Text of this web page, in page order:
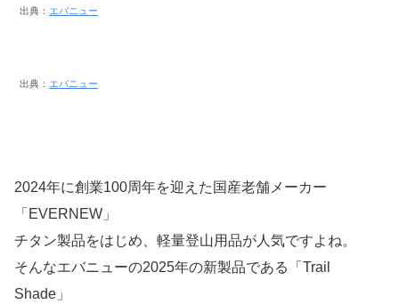
出典： エバニュー
出典： エバニュー
2024年に創業100周年を迎えた国産老舗メーカー
「EVERNEW」
チタン製品をはじめ、軽量登山用品が人気ですよね。
そんなエバニューの2025年の新製品である「Trail
Shade」